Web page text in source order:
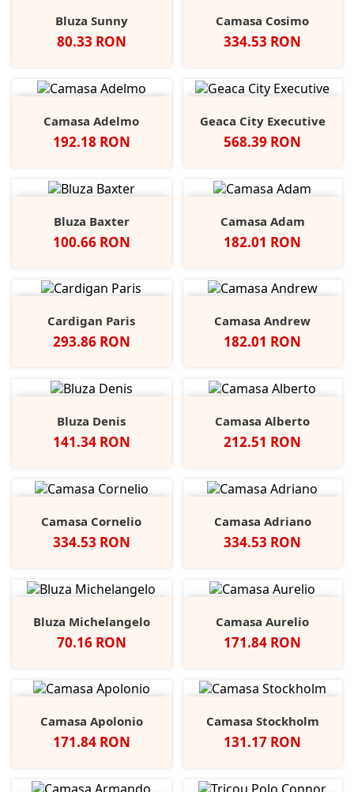
Bluza Sunny
Pret
80.33 RON
Camasa Cosimo
Pret
334.53 RON
Camasa Adelmo
Pret
192.18 RON
Geaca City Executive
Pret
568.39 RON
Bluza Baxter
Pret
100.66 RON
Camasa Adam
Pret
182.01 RON
Cardigan Paris
Pret
293.86 RON
Camasa Andrew
Pret
182.01 RON
Bluza Denis
Pret
141.34 RON
Camasa Alberto
Pret
212.51 RON
Camasa Cornelio
Pret
334.53 RON
Camasa Adriano
Pret
334.53 RON
Bluza Michelangelo
Pret
70.16 RON
Camasa Aurelio
Pret
171.84 RON
Camasa Apolonio
Pret
171.84 RON
Camasa Stockholm
Pret
131.17 RON